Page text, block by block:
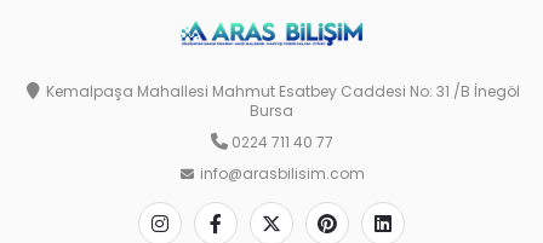
Kemalpaşa Mahallesi Mahmut Esatbey Caddesi No: 31 /B İnegöl
Bursa
0224 711 40 77
info@arasbilisim.com